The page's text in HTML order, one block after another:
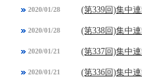
2020/01/28 (第339回)集中
2020/01/28 (第338回)集中
2020/01/21 (第337回)集中
2020/01/21 (第336回)集中